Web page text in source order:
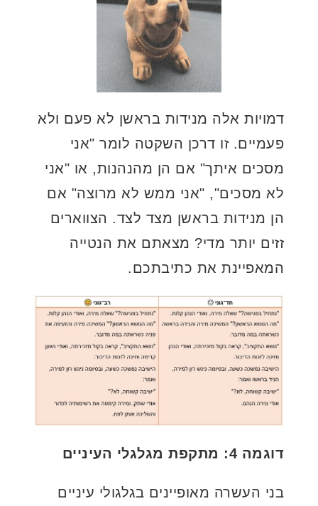
דמויות אלה מנידות בראשן לא פעם ולא
פעמיים. זו דרכן השקטה לומר "אני
מסכים איתך" אם הן מהנהנות, או "אני
לא מסכים", "אני ממש לא מרוצה" אם
הן מנידות בראשן מצד לצד. הצווארים
זזים יותר מדי? מצאתם את הנטייה
המאפיינת את כתיבתכם.
דוגמה 4: מתקפת מגלגלי העיניים
בני העשרה מאופיינים בגלגולי עיניים